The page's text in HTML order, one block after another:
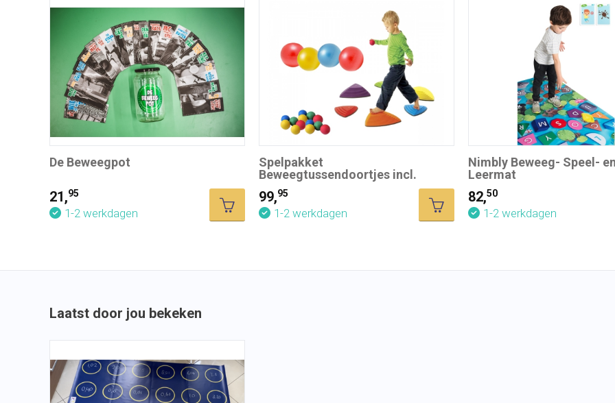
De Beweegpot
21,95
1-2 werkdagen
Spelpakket
Beweegtussendoortjes incl.
lesplan
99,95
1-2 werkdagen
Nimbly Beweeg- Speel-
Leermat
82,50
1-2 werkdagen
Laatst door jou bekeken